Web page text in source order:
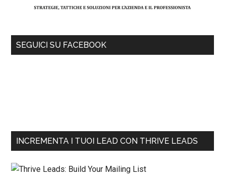
SEGUICI SU FACEBOOK
INCREMENTA I TUOI LEAD CON THRIVE LEADS